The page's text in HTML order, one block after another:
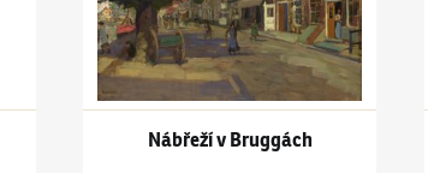
Nábřeží v Bruggách